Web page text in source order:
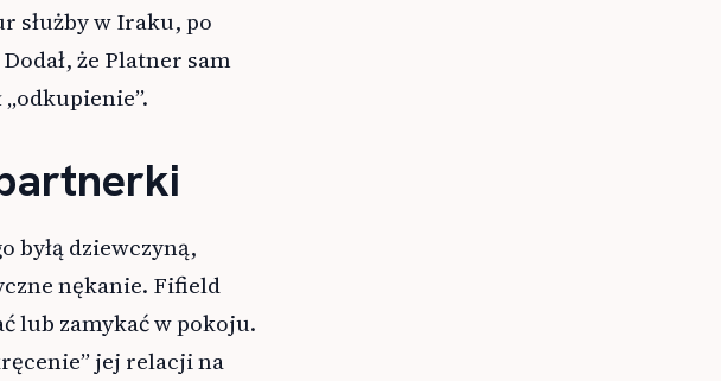
służby w Iraku, po
że Platner sam
„odkupienie”.
byłą dziewczyną,
nękanie. Fifield
lub zamykać w pokoju.
jej relacji na